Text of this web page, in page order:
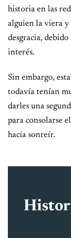
historia en las
alguien la viera
desgracia,
interés.
Sin embargo,
todavía tenían
darles una
para consolarse
hacía sonreír.